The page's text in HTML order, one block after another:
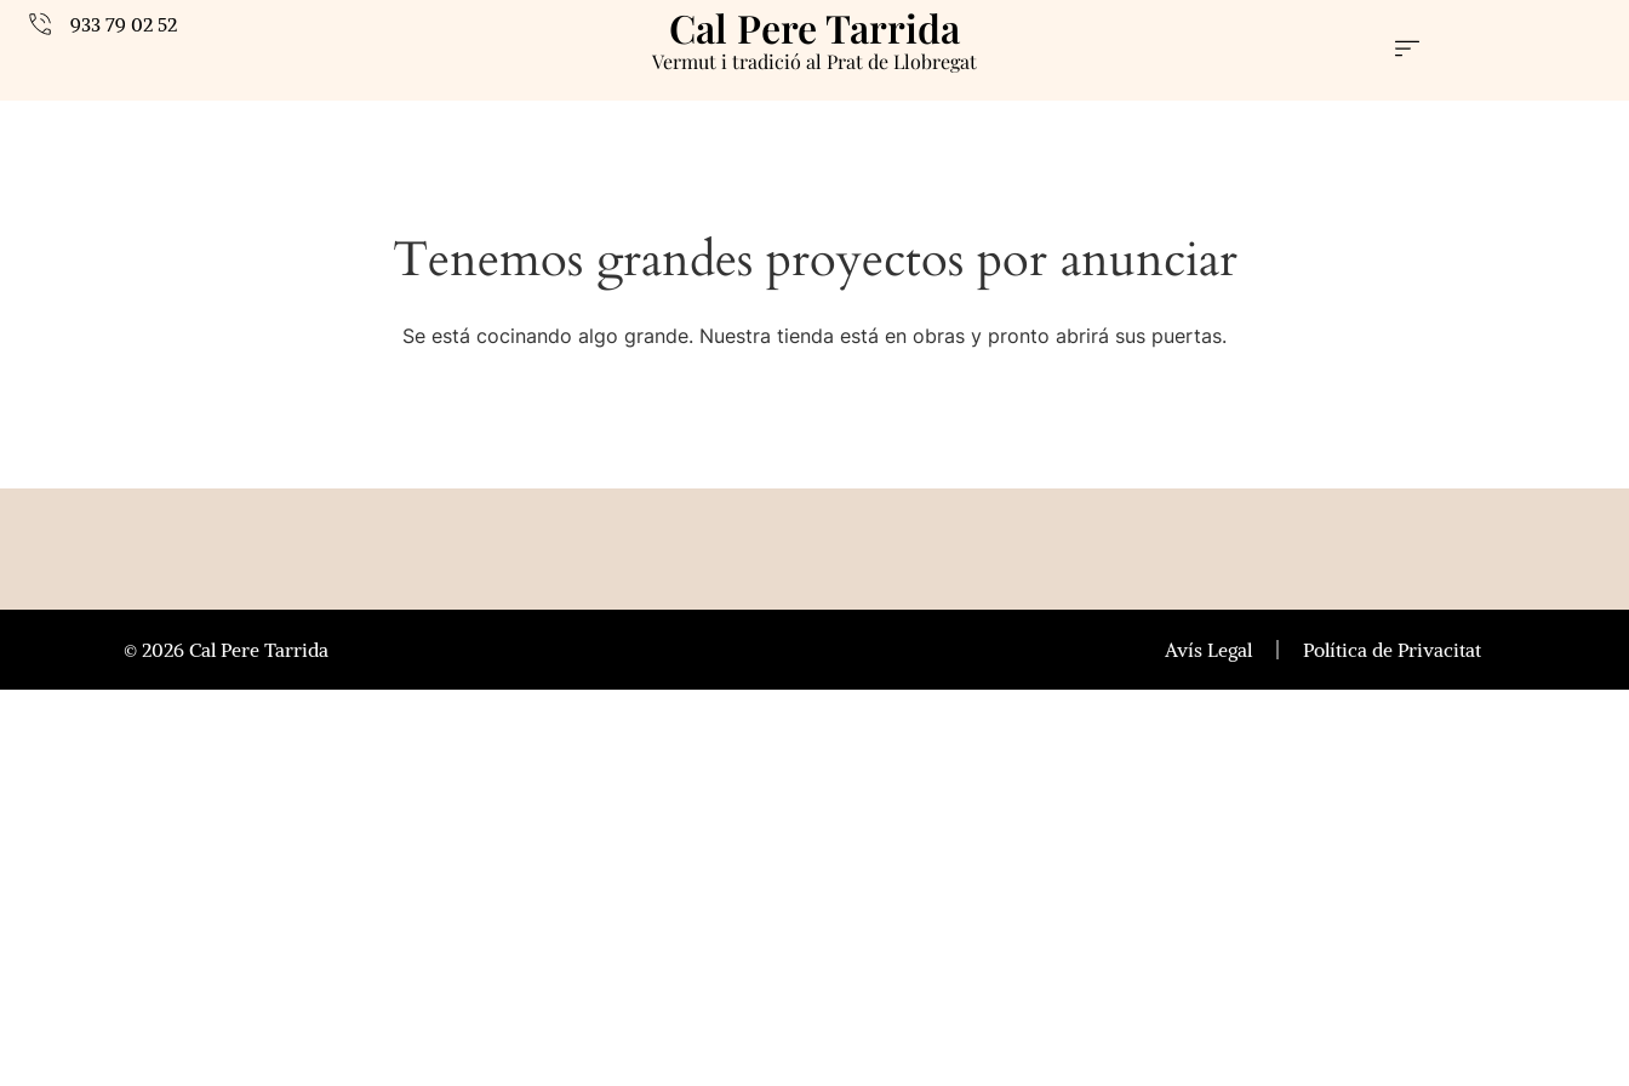
933 79 02 52 Cal Pere Tarrida
Vermut i tradició al Prat de Llobregat
Tenemos grandes proyectos por anunciar
Se está cocinando algo grande. Nuestra tienda está en obras y pronto abrirá sus puertas.
© 2026 Cal Pere Tarrida Avís Legal Política de Privacitat